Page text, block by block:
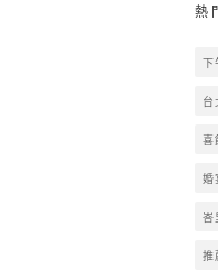
熱
下
台
喜
婚
峇
推